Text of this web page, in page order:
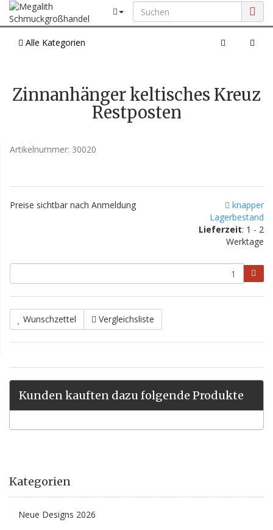
Alle Kategorien
Zinnanhänger keltisches Kreuz
Restposten
Artikelnummer: 30020
Preise sichtbar nach Anmeldung
knapper
Lagerbestand
Lieferzeit: 1 - 2
Werktage
Wunschzettel Vergleichsliste
Kunden kauften dazu folgende Produkte
Kategorien
Neue Designs 2026